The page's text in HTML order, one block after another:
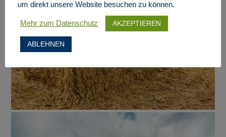
um direkt unsere Website besuchen zu können.
Mehr zum Datenschutz AKZEPTIEREN
ABLEHNEN